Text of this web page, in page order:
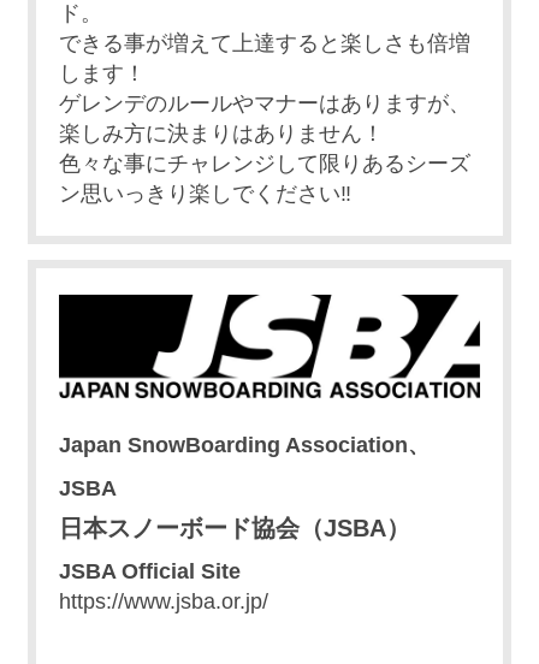
ド。
できる事が増えて上達すると楽しさも倍増
します！
ゲレンデのルールやマナーはありますが、
楽しみ方に決まりはありません！
色々な事にチャレンジして限りあるシーズ
ン思いっきり楽しでください‼︎
Japan SnowBoarding Association、
JSBA
日本スノーボード協会（JSBA）
JSBA Official Site
https://www.jsba.or.jp/